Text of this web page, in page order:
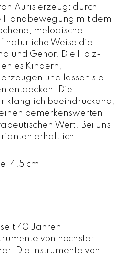
Auris erzeugt durch
Handbewegung mit dem
melodische
natürliche Weise die
und Gehör. Die Holz-
es Kindern,
und lassen sie
entdecken. Die
klanglich beeindruckend,
bemerkenswerten
Wert. Bei uns
erhältlich.
14.5 cm
40 Jahren
von höchster
Die Instrumente von